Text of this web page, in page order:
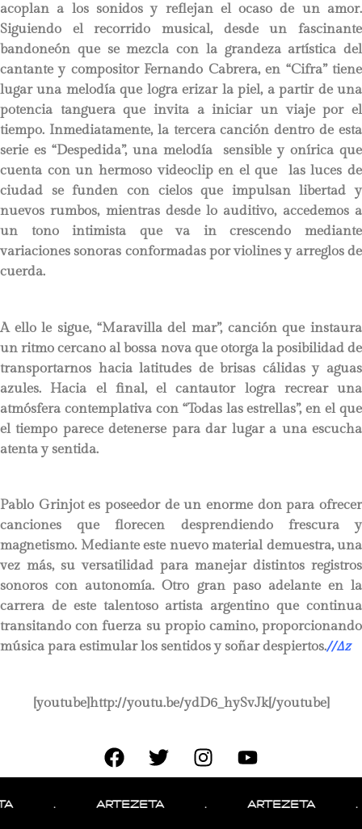
acoplan a los sonidos y reflejan el ocaso de un amor.
Siguiendo el recorrido musical, desde un fascinante
bandoneón que se mezcla con la grandeza artística del
cantante y compositor Fernando Cabrera, en “Cifra” tiene
lugar una melodía que logra erizar la piel, a partir de una
potencia tanguera que invita a iniciar un viaje por el
tiempo. Inmediatamente, la tercera canción dentro de esta
serie es “Despedida”, una melodía sensible y onírica que
cuenta con un hermoso videoclip en el que las luces de
ciudad se funden con cielos que impulsan libertad y
nuevos rumbos, mientras desde lo auditivo, accedemos a
un tono intimista que va in crescendo mediante
variaciones sonoras conformadas por violines y arreglos de
cuerda.
A ello le sigue, “Maravilla del mar”, canción que instaura
un ritmo cercano al bossa nova que otorga la posibilidad de
transportarnos hacia latitudes de brisas cálidas y aguas
azules. Hacia el final, el cantautor logra recrear una
atmósfera contemplativa con “Todas las estrellas”, en el que
el tiempo parece detenerse para dar lugar a una escucha
atenta y sentida.
Pablo Grinjot es poseedor de un enorme don para ofrecer
canciones que florecen desprendiendo frescura y
magnetismo. Mediante este nuevo material demuestra, una
vez más, su versatilidad para manejar distintos registros
sonoros con autonomía. Otro gran paso adelante en la
carrera de este talentoso artista argentino que continua
transitando con fuerza su propio camino, proporcionando
música para estimular los sentidos y soñar despiertos.//∆z
[youtube]http://youtu.be/ydD6_hySvJk[/youtube]
ARTEZETA ARTEZETA